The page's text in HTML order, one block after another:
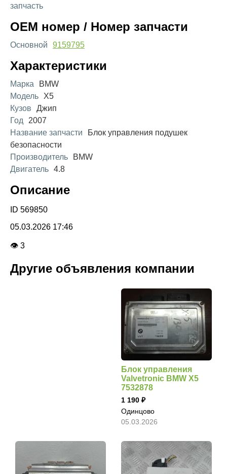
запчасть
OEM номер / Номер запчасти
Основной 9159795
Характеристики
Марка
BMW
Модель
X5
Кузов
Джип
Год
2007
Название запчасти
Блок управления подушек
безопасности
Производитель
BMW
Двигатель 4.8
Описание
ID 569850
05.03.2026 17:46
👁 3
Другие объявления компании
Блок управления
Valvetronic BMW X5
7532878
1 190
Одинцово
05.03.2026